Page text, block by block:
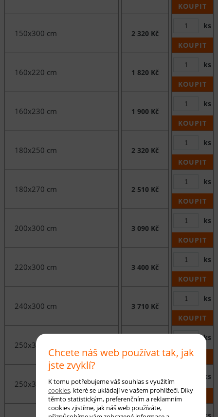
KOUPIT
150x300 cm 2 320 Kč
ks
KOUPIT
160x220 cm 1 820 Kč
ks
KOUPIT
160x230 cm 1 900 Kč
ks
KOUPIT
180x250 cm 2 320 Kč
ks
KOUPIT
180x270 cm 2 510 Kč
ks
KOUPIT
200x300 cm 3 090 Kč
ks
KOUPIT
220x300 cm 3 400 Kč
ks
KOUPIT
240x300 cm 3 710 Kč
ks
KOUPIT
250x300 cm
ks
KOUPIT
250x350 cm 4 490 Kč
ks
KOUPIT
ks
Chcete náš web používat tak, jak
jste zvyklí?
K tomu potřebujeme váš souhlas s využitím
cookies, které se ukládají ve vašem prohlížeči. Díky
těmto statistickým, preferenčním a reklamním
cookies zjistíme, jak náš web používáte,